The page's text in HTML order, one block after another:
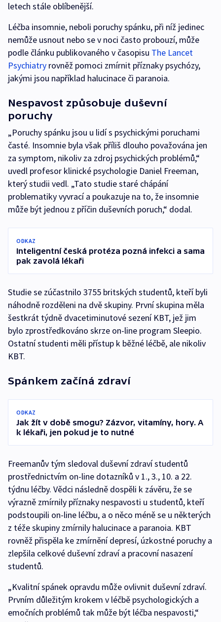
letech stále oblíbenější.
Léčba insomnie, neboli poruchy spánku, při níž jedinec
nemůže usnout nebo se v noci často probouzí, může
podle článku publikovaného v časopisu The Lancet
Psychiatry rovněž pomoci zmírnit příznaky psychózy,
jakými jsou například halucinace či paranoia.
Nespavost způsobuje duševní
poruchy
„Poruchy spánku jsou u lidí s psychickými poruchami
časté. Insomnie byla však příliš dlouho považována jen
za symptom, nikoliv za zdroj psychických problémů,“
uvedl profesor klinické psychologie Daniel Freeman,
který studii vedl. „Tato studie staré chápání
problematiky vyvrací a poukazuje na to, že insomnie
může být jednou z příčin duševních poruch,“ dodal.
ODKAZ
Inteligentní česká protéza pozná infekci a sama
pak zavolá lékaři
Studie se zúčastnilo 3755 britských studentů, kteří byli
náhodně rozděleni na dvě skupiny. První skupina měla
šestkrát týdně dvacetiminutové sezení KBT, jež jim
bylo zprostředkováno skrze on-line program Sleepio.
Ostatní studenti měli přístup k běžné léčbě, ale nikoliv
KBT.
Spánkem začíná zdraví
ODKAZ
Jak žít v době smogu? Zázvor, vitamíny, hory. A
k lékaři, jen pokud je to nutné
Freemanův tým sledoval duševní zdraví studentů
prostřednictvím on-line dotazníků v 1., 3., 10. a 22.
týdnu léčby. Vědci následně dospěli k závěru, že se
výrazně zmírnily příznaky nespavosti u studentů, kteří
podstoupili on-line léčbu, a o něco méně se u některých
z téže skupiny zmírnily halucinace a paranoia. KBT
rovněž přispěla ke zmírnění depresí, úzkostné poruchy a
zlepšila celkové duševní zdraví a pracovní nasazení
studentů.
„Kvalitní spánek opravdu může ovlivnit duševní zdraví.
Prvním důležitým krokem v léčbě psychologických a
emočních problémů tak může být léčba nespavosti,“